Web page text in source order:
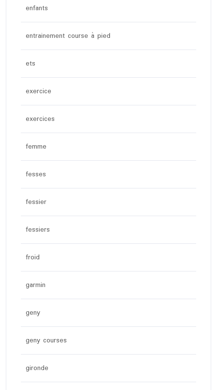
enfants
entrainement course à pied
ets
exercice
exercices
femme
fesses
fessier
fessiers
froid
garmin
geny
geny courses
gironde